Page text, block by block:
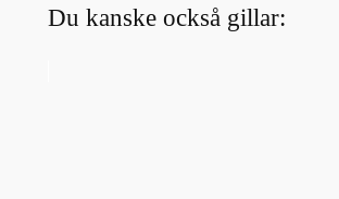
Du kanske också gillar: